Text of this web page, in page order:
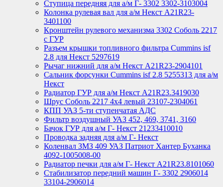
Ступица передняя для а/м Г- 3302 3302-3103004
Колонка рулевая вал для а/м Некст A21R23-
3401100
Кронштейн рулевого механизма 3302 Соболь 2217
с ГУР
Разъем крышки топливного фильтра Cummins isf
2.8 для Некст 5297619
Рычаг нижний для а/м Некст А21R23-2904101
Сальник форсунки Cummins isf 2.8 5255313 для а/м
Некст
Радиатор ГУР для а/м Некст A21R23.3419030
Шрус Соболь 2217 4х4 левый 23107-2304061
КПП УАЗ 5-ти ступенчатая АДС
Фильтр воздушный УАЗ 452, 469, 3741, 3160
Бачок ГУР для а/м Г- Некст 21233410010
Проводка задняя для а/м Г- Некст
Коленвал ЗМЗ 409 УАЗ Патриот Хантер Буханка
4092-1005008-00
Радиатор печки для а/м Г- Некст А21R23.8101060
Стабилизатор передний машин Г- 3302 2906014
33104-2906014